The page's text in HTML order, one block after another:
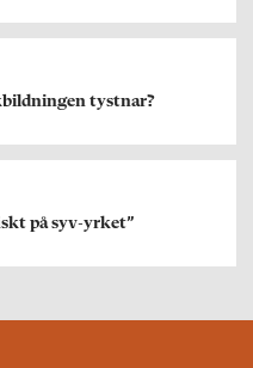
tystnar?
på syv-yrket”